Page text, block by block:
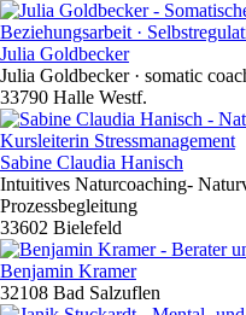
Julia Goldbecker
Julia Goldbecker · somatic
33790 Halle Westf.
Sabine Claudia Hanisch
Intuitives Naturcoaching-
Prozessbegleitung
33602 Bielefeld
Benjamin Kramer
32108 Bad Salzuflen